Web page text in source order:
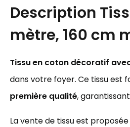
Description
mètre, 160 cm
Tissu en coton décoratif
dans votre foyer. Ce tissu est
première qualité,
La vente de tissu est